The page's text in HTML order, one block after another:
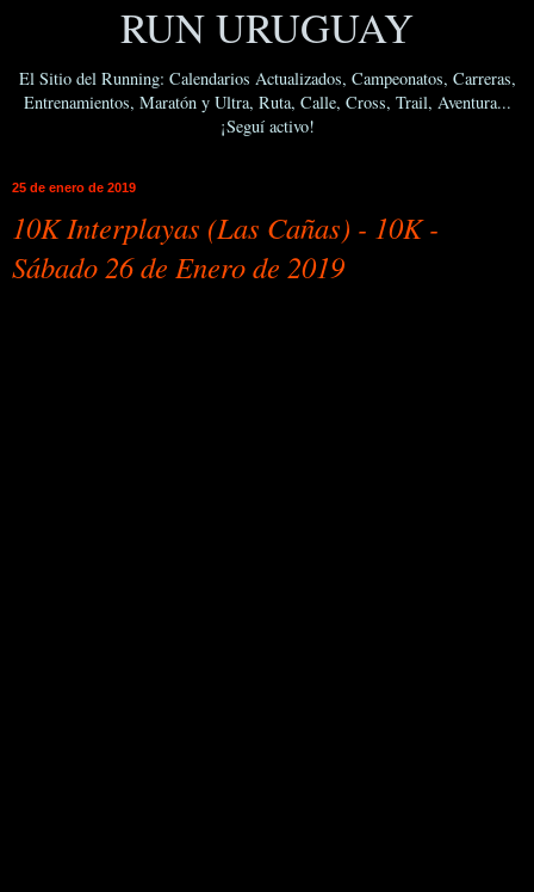
RUN URUGUAY
El Sitio del Running: Calendarios Actualizados, Campeonatos, Carreras,
Entrenamientos, Maratón y Ultra, Ruta, Calle, Cross, Trail, Aventura...
¡Seguí activo!
25 de enero de 2019
10K Interplayas (Las Cañas) - 10K -
Sábado 26 de Enero de 2019